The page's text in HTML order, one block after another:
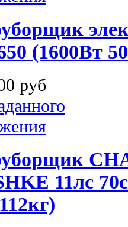
(1600Вт
руб
11лс